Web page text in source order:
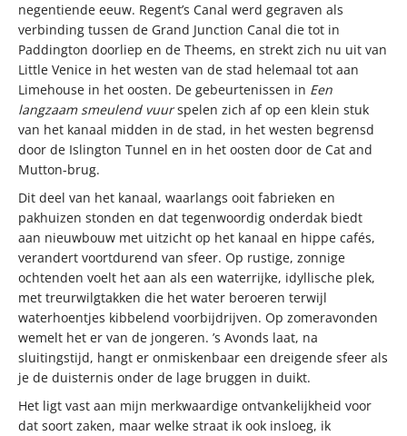
negentiende eeuw. Regent’s Canal werd gegraven als
verbinding tussen de Grand Junction Canal die tot in
Paddington doorliep en de Theems, en strekt zich nu uit van
Little Venice in het westen van de stad helemaal tot aan
Limehouse in het oosten. De gebeurtenissen in Een
langzaam smeulend vuurspelen zich af op een klein stuk
van het kanaal midden in de stad, in het westen begrensd
door de Islington Tunnel en in het oosten door de Cat and
Mutton-brug.
Dit deel van het kanaal, waarlangs ooit fabrieken en
pakhuizen stonden en dat tegenwoordig onderdak biedt
aan nieuwbouw met uitzicht op het kanaal en hippe cafés,
verandert voortdurend van sfeer. Op rustige, zonnige
ochtenden voelt het aan als een waterrijke, idyllische plek,
met treurwilgtakken die het water beroeren terwijl
waterhoentjes kibbelend voorbijdrijven. Op zomeravonden
wemelt het er van de jongeren. ’s Avonds laat, na
sluitingstijd, hangt er onmiskenbaar een dreigende sfeer als
je de duisternis onder de lage bruggen in duikt.
Het ligt vast aan mijn merkwaardige ontvankelijkheid voor
dat soort zaken, maar welke straat ik ook insloeg, ik